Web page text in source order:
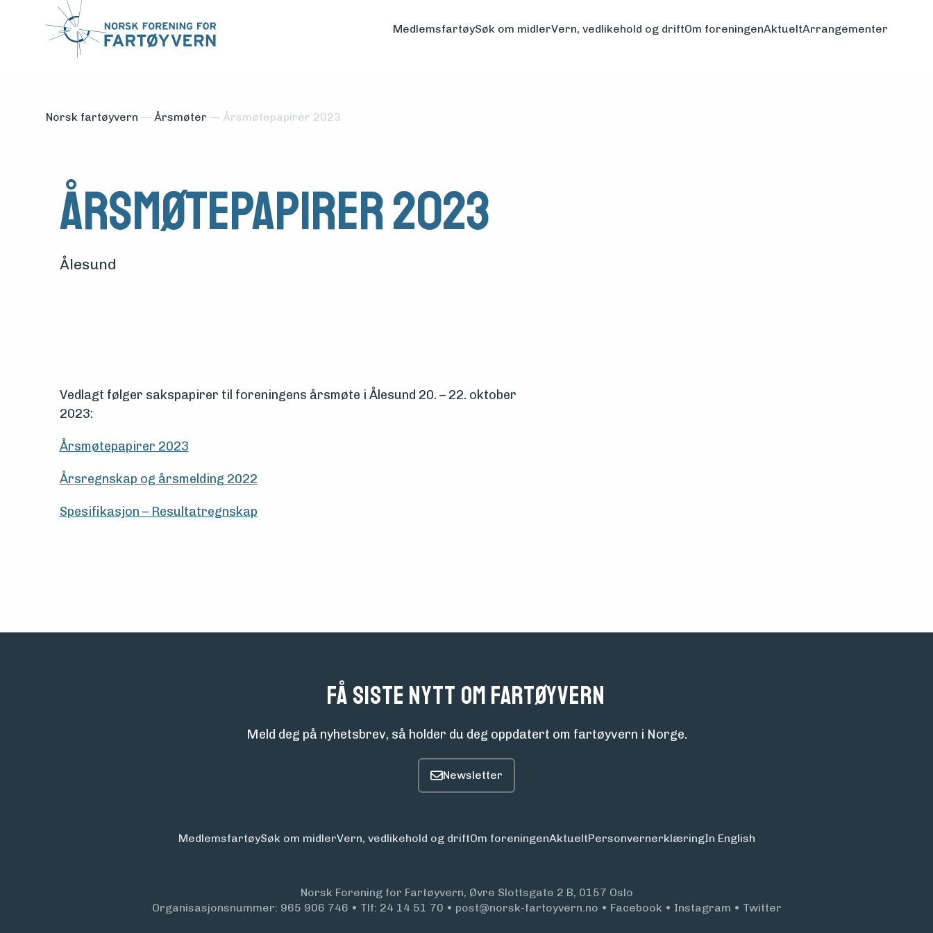
MedlemsfartøySøk om midlerVern, vedlikehold og driftOm foreningenAktueltArrangementer
Medlemsfartøy
drift
foreningen
Aktuelt
Norsk fartøyvern — Årsmøter — Årsmøtepapirer 2023
Årsmøtepapirer 2023
Ålesund
Vedlagt følger sakspapirer til foreningens årsmøte i Ålesund 20. – 22. oktober
2023:
Årsmøtepapirer 2023
Årsregnskap og årsmelding 2022
Spesifikasjon – Resultatregnskap
Få siste nytt om fartøyvern
Meld deg på nyhetsbrev, så holder du deg oppdatert om fartøyvern i Norge.
MedlemsfartøySøk om midlerVern, vedlikehold og driftOm foreningenAktueltPersonvern­erklæringIn English
Norsk Forening for Fartøyvern, Øvre Slottsgate 2 B, 0157 Oslo
Organisasjonsnummer: 965 906 746 • Tlf: 24 14 51 70 • post@norsk-fartoyvern.no • Facebook • Instagram • Twitter